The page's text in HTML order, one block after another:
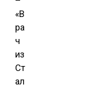
«В
ра
ч
из
Ст
ал